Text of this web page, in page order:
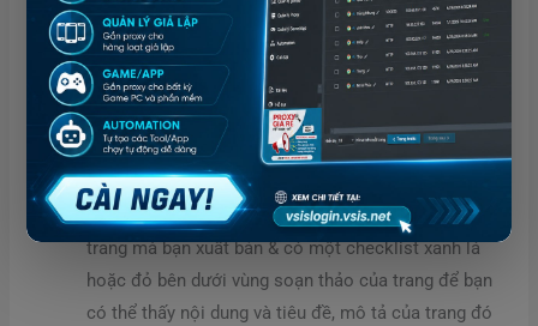
Giải thích các chức năng trên như sau:
SEO Analytics: Yoast sẽ phân tích nội dung trên
trang mà bạn xuất bản & có một checklist xanh lá
hoặc đỏ bên dưới vùng soạn thảo của trang để bạn
có thể thấy nội dung và tiêu đề, mô tả của trang đó